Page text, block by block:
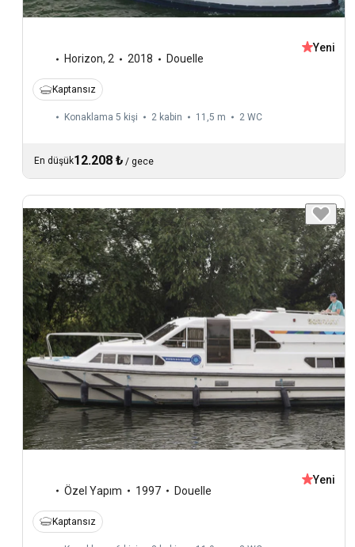
Horizon, 2 2018 Douelle
Yeni
Kaptansız
Konaklama 5 kişi 2 kabin 11,5 m 2 WC
En düşük12.208 ₺ / gece
Özel Yapım 1997 Douelle
Yeni
Kaptansız